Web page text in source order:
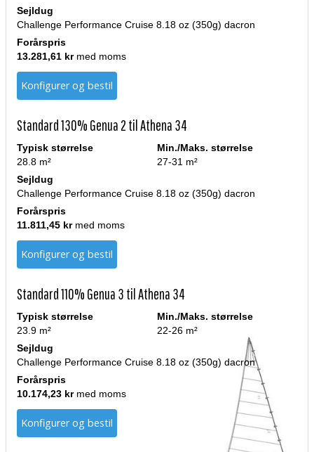
Sejldug
Challenge Performance Cruise 8.18 oz (350g) dacron
Forårspris
13.281,61 krmed moms
Konfigurer og bestil
Standard 130% Genua 2 til Athena 34
Typisk størrelse
28.8 m²
Min./Maks. størrelse
27-31 m²
Sejldug
Challenge Performance Cruise 8.18 oz (350g) dacron
Forårspris
11.811,45 krmed moms
Konfigurer og bestil
Standard 110% Genua 3 til Athena 34
Typisk størrelse
23.9 m²
Min./Maks. størrelse
22-26 m²
Sejldug
Challenge Performance Cruise 8.18 oz (350g) dacron
Forårspris
10.174,23 krmed moms
Konfigurer og bestil